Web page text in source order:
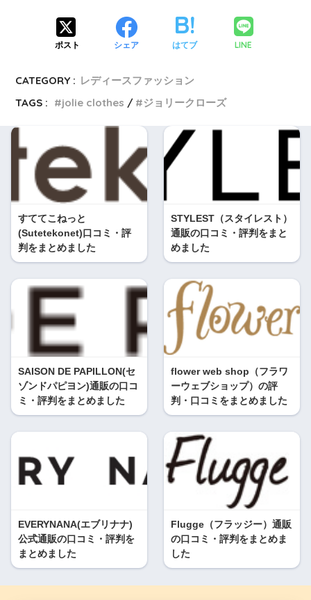
ポスト シェア はてブ LINE
CATEGORY : レディースファッション
TAGS :
jolie clothes ジョリークローズ
すててこねっと
(Sutetekonet)口コミ・評
判をまとめました
STYLEST（スタイレスト）
通販の口コミ・評判をまと
めました
SAISON DE PAPILLON(セ
ゾンドパピヨン)通販の口コ
ミ・評判をまとめました
flower web shop（フラワ
ーウェブショップ）の評
判・口コミをまとめました
EVERYNANA(エブリナナ)
公式通販の口コミ・評判を
まとめました
Flugge（フラッジー）通販
の口コミ・評判をまとめま
した